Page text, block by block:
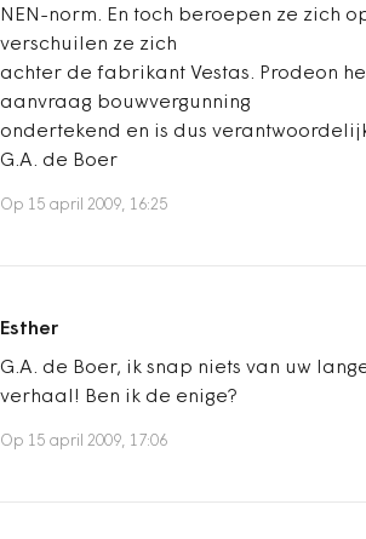
NEN-norm. En toch beroepen ze zich
verschuilen ze zich
achter de fabrikant Vestas. Prodeon
aanvraag bouwvergunning
ondertekend en is dus
G.A. de Boer
Op 15 april 2009, 16:25
Esther
G.A. de Boer, ik snap niets van uw
verhaal! Ben ik de enige?
Op 15 april 2009, 17:06